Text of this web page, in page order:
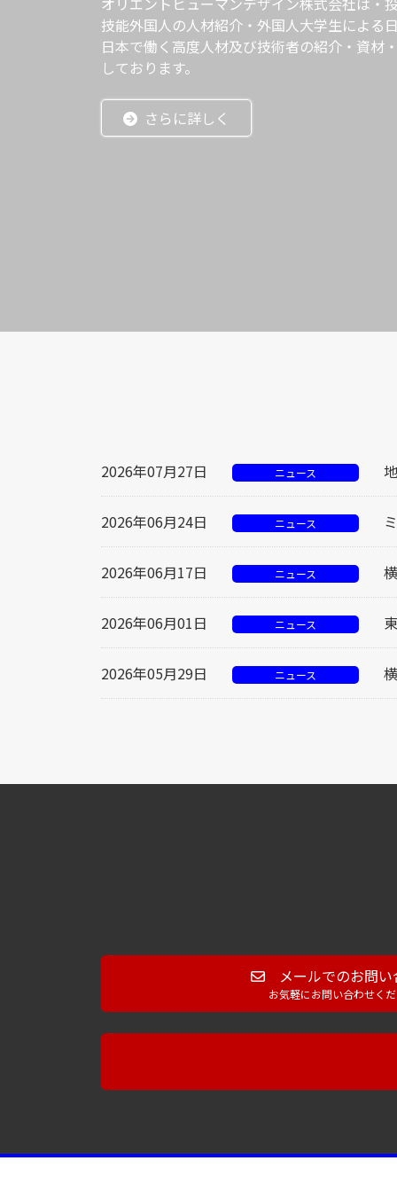
技能外国人の人材紹介・外国人大学生による
日本で働く高度人材及び技術者の紹介・資材
しております。
さらに詳しく
2026年07月27日 ニュース
2026年06月24日 ニュース
2026年06月17日 ニュース
2026年06月01日 ニュース
2026年05月29日 ニュース
メールでのお問
お気軽にお問い合わせく